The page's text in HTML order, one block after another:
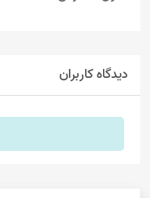
دیدگاه کاربران